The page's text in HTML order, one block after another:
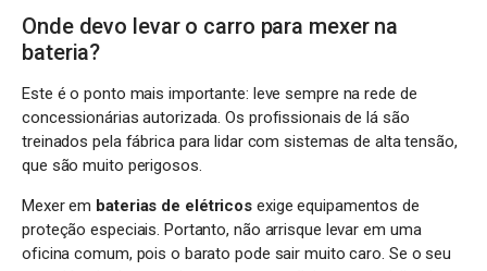
Onde devo levar o carro para mexer na
bateria?
Este é o ponto mais importante: leve sempre na rede de
concessionárias autorizada. Os profissionais de lá são
treinados pela fábrica para lidar com sistemas de alta tensão,
que são muito perigosos.
Mexer em baterias de elétricos exige equipamentos de
proteção especiais. Portanto, não arrisque levar em uma
oficina comum, pois o barato pode sair muito caro. Se o seu